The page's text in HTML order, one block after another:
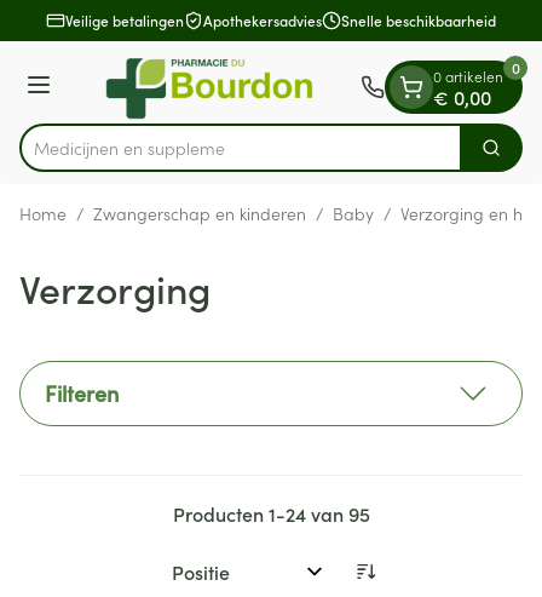
Ga naar de inhoud
1 van 1Veilige betalingen Apothekersadvies Snelle beschikbaarheid
Menu
Product, merk, categorie...
Medi Zoek
0 artikelen
€ 0,00
0
Home / Zwangerschap en kinderen / Baby / Verzorging en
Verzorging
Filteren
Producten1-24van95
Sorteer op: